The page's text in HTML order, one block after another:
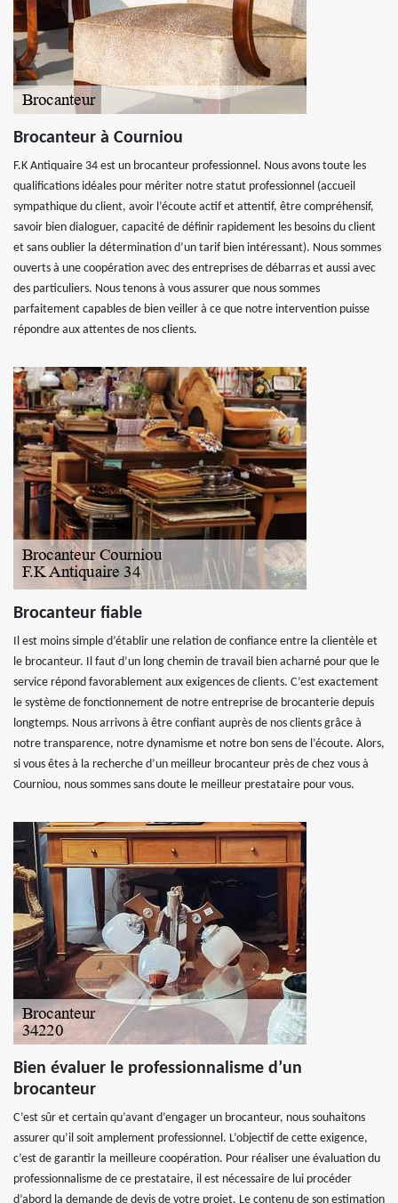
Brocanteur à Courniou
F.K Antiquaire 34 est un brocanteur professionnel. Nous avons toute les
qualifications idéales pour mériter notre statut professionnel (accueil
sympathique du client, avoir l’écoute actif et attentif, être compréhensif,
savoir bien dialoguer, capacité de définir rapidement les besoins du client
et sans oublier la détermination d’un tarif bien intéressant). Nous sommes
ouverts à une coopération avec des entreprises de débarras et aussi avec
des particuliers. Nous tenons à vous assurer que nous sommes
parfaitement capables de bien veiller à ce que notre intervention puisse
répondre aux attentes de nos clients.
Brocanteur fiable
Il est moins simple d’établir une relation de confiance entre la clientèle et
le brocanteur. Il faut d’un long chemin de travail bien acharné pour que le
service répond favorablement aux exigences de clients. C’est exactement
le système de fonctionnement de notre entreprise de brocanterie depuis
longtemps. Nous arrivons à être confiant auprès de nos clients grâce à
notre transparence, notre dynamisme et notre bon sens de l’écoute. Alors,
si vous êtes à la recherche d’un meilleur brocanteur près de chez vous à
Courniou, nous sommes sans doute le meilleur prestataire pour vous.
Bien évaluer le professionnalisme d’un
brocanteur
C’est sûr et certain qu’avant d’engager un brocanteur, nous souhaitons
assurer qu’il soit amplement professionnel. L’objectif de cette exigence,
c’est de garantir la meilleure coopération. Pour réaliser une évaluation du
professionnalisme de ce prestataire, il est nécessaire de lui procéder
d’abord la demande de devis de votre projet. Le contenu de son estimation